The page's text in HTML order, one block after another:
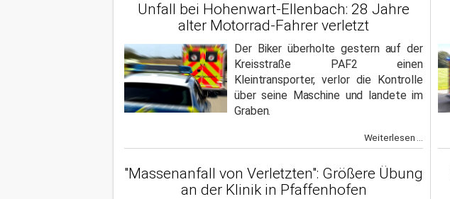
Unfall bei Hohenwart-Ellenbach: 28 Jahre
alter Motorrad-Fahrer verletzt
Der Biker überholte gestern auf der
Kreisstraße PAF2 einen
Kleintransporter, verlor die Kontrolle
über seine Maschine und landete im
Graben.
Weiterlesen ...
"Massenanfall von Verletzten": Größere Übung
an der Klinik in Pfaffenhofen